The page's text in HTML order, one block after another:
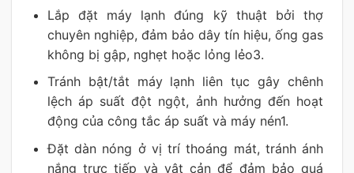
Lắp đặt máy lạnh đúng kỹ thuật bởi thợ
chuyên nghiệp, đảm bảo dây tín hiệu, ống gas
không bị gập, nghẹt hoặc lỏng lẻo3.
Tránh bật/tắt máy lạnh liên tục gây chênh
lệch áp suất đột ngột, ảnh hưởng đến hoạt
động của công tắc áp suất và máy nén1.
Đặt dàn nóng ở vị trí thoáng mát, tránh ánh
nắng trực tiếp và vật cản để đảm bảo quá